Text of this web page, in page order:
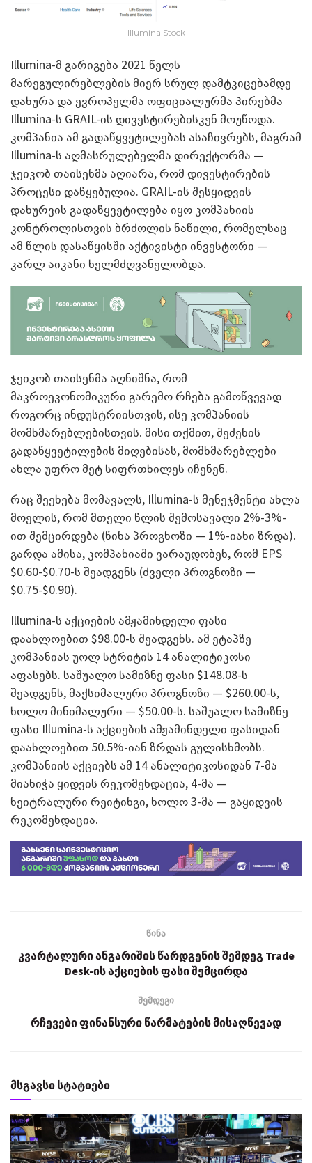
Illumina Stock
Illumina-მ გარიგება 2021 წელს
მარეგულირებლების მიერ სრულ დამტკიცებამდე
დახურა და ევროპელმა ოფიციალურმა პირებმა
Illumina-ს GRAIL-ის დივესტირებისკენ მოუწოდა.
კომპანია ამ გადაწყვეტილებას ასაჩივრებს, მაგრამ
Illumina-ს აღმასრულებელმა დირექტორმა —
ჯეიკობ თაისენმა აღიარა, რომ დივესტირების
პროცესი დაწყებულია. GRAIL-ის შესყიდვის
დახურვის გადაწყვეტილება იყო კომპანიის
კონტროლისთვის ბრძოლის ნაწილი, რომელსაც
ამ წლის დასაწყისში აქტივისტი ინვესტორი —
კარლ აიკანი ხელმძღვანელობდა.
ჯეიკობ თაისენმა აღნიშნა, რომ
მაკროეკონომიკური გარემო რჩება გამოწვევად
როგორც ინდუსტრიისთვის, ისე კომპანიის
მომხმარებლებისთვის. მისი თქმით, შეძენის
გადაწყვეტილების მიღებისას, მომხმარებლები
ახლა უფრო მეტ სიფრთხილეს იჩენენ.
რაც შეეხება მომავალს, Illumina-ს მენეჯმენტი ახლა
მოელის, რომ მთელი წლის შემოსავალი 2%-3%-
ით შემცირდება (წინა პროგნოზი — 1%-იანი ზრდა).
გარდა ამისა, კომპანიაში ვარაუდობენ, რომ EPS
$0.60-$0.70-ს შეადგენს (ძველი პროგნოზი —
$0.75-$0.90).
Illumina-ს აქციების ამჟამინდელი ფასი
დაახლოებით $98.00-ს შეადგენს. ამ ეტაპზე
კომპანიას უოლ სტრიტის 14 ანალიტიკოსი
აფასებს. საშუალო სამიზნე ფასი $148.08-ს
შეადგენს, მაქსიმალური პროგნოზი — $260.00-ს,
ხოლო მინიმალური — $50.00-ს. საშუალო სამიზნე
ფასი Illumina-ს აქციების ამჟამინდელი ფასიდან
დაახლოებით 50.5%-იან ზრდას გულისხმობს.
კომპანიის აქციებს ამ 14 ანალიტიკოსიდან 7-მა
მიანიჭა ყიდვის რეკომენდაცია, 4-მა —
ნეიტრალური რეიტინგი, ხოლო 3-მა — გაყიდვის
რეკომენდაცია.
წინა
კვარტალური ანგარიშის წარდგენის შემდეგ Trade
Desk-ის აქციების ფასი შემცირდა
შემდეგი
რჩევები ფინანსური წარმატების მისაღწევად
მსგავსი სტატიები